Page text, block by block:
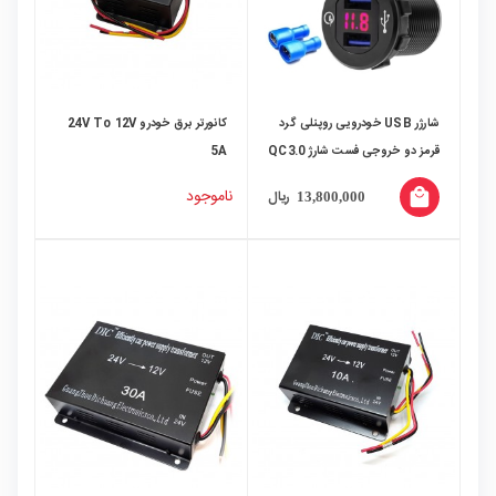
شارژر USB خودرویی روپنلی گرد
قرمز دو خروجی فست شارژ QC3.0
با نشانگر ولتاژ
13,800,000 ریال local_mall
کانورتر برق خودرو 24V To 12V
5A
ناموجود